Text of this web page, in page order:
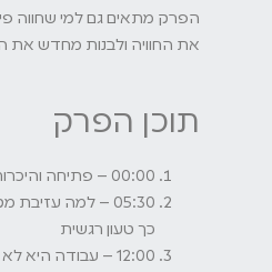
הפרק מתאים גם למי שחווה
את החוויה ולבנות מחדש את
תוכן הפרק
00:00 – פתיחה והיכרות עם שירי גרוסברד
05:30 – למה
כך טעון רגשית
12:00 – עבודה